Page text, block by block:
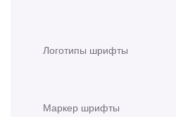
Логотипы шрифты
Маркер шрифты